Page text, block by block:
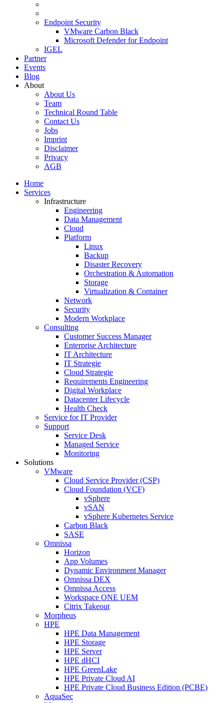
Endpoint Security
VMware Carbon Black
Microsoft Defender for Endpoint
IGEL
Partner
Events
Blog
About
About Us
Team
Technical Round Table
Contact Us
Jobs
Imprint
Disclaimer
Privacy
AGB
Home
Services
Infrastructure
Engineering
Data Management
Cloud
Platform
Linux
Backup
Disaster Recovery
Orchestration & Automation
Storage
Virtualization & Container
Network
Security
Modern Workplace
Consulting
Customer Success Manager
Enterprise Architecture
IT Architecture
IT Strategie
Cloud Strategie
Requirements Engineering
Digital Workplace
Datacenter Lifecycle
Health Check
Service for IT Provider
Support
Service Desk
Managed Service
Monitoring
Solutions
VMware
Cloud Service Provider (CSP)
Cloud Foundation (VCF)
vSphere
vSAN
vSphere Kubernetes Service
Carbon Black
SASE
Omnissa
Horizon
App Volumes
Dynamic Environment Manager
Omnissa DEX
Omnissa Access
Workspace ONE UEM
Citrix Takeout
Morpheus
HPE
HPE Data Management
HPE Storage
HPE Server
HPE dHCI
HPE GreenLake
HPE Private Cloud AI
HPE Private Cloud Business Edition (PCBE)
AquaSec